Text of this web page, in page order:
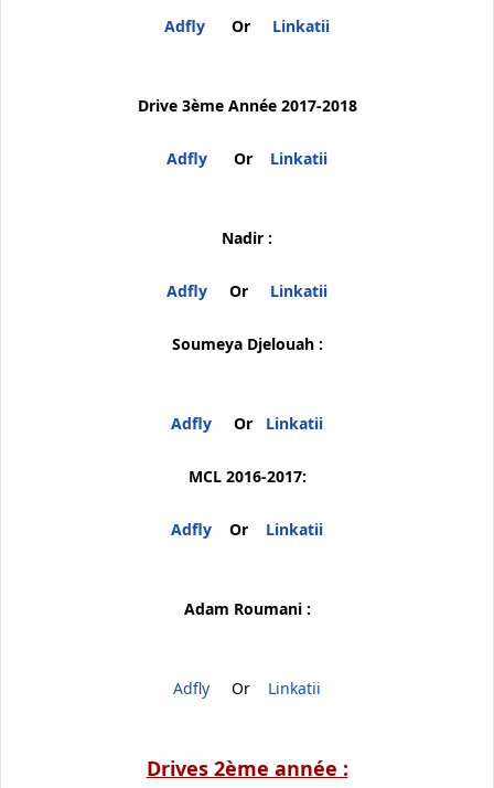
Adfly Or Linkatii
Drive 3ème Année 2017-2018
Adfly Or Linkatii
Nadir :
Adfly Or Linkatii
Soumeya Djelouah :
Adfly Or Linkatii
MCL 2016-2017:
Adfly Or Linkatii
Adam Roumani :
Adfly Or Linkatii
Drives 2ème année :